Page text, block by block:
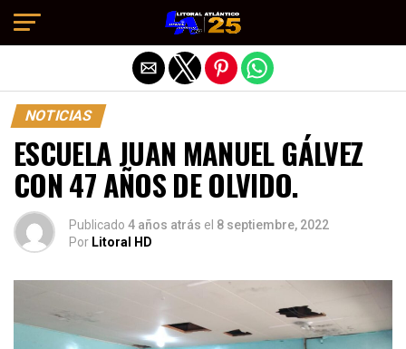
NOTICIAS
ESCUELA JUAN MANUEL GÁLVEZ
CON 47 AÑOS DE OLVIDO.
Publicado 4 años atrás el 8 septiembre, 2022
Por Litoral HD
Salir de la versión móvil